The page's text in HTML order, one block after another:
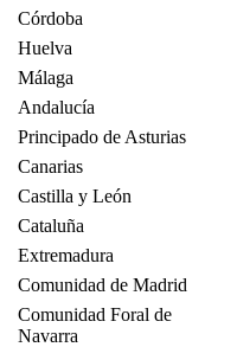
Córdoba
Huelva
Málaga
Andalucía
Principado de Asturias
Canarias
Castilla y León
Cataluña
Extremadura
Comunidad de Madrid
Comunidad Foral de
Navarra